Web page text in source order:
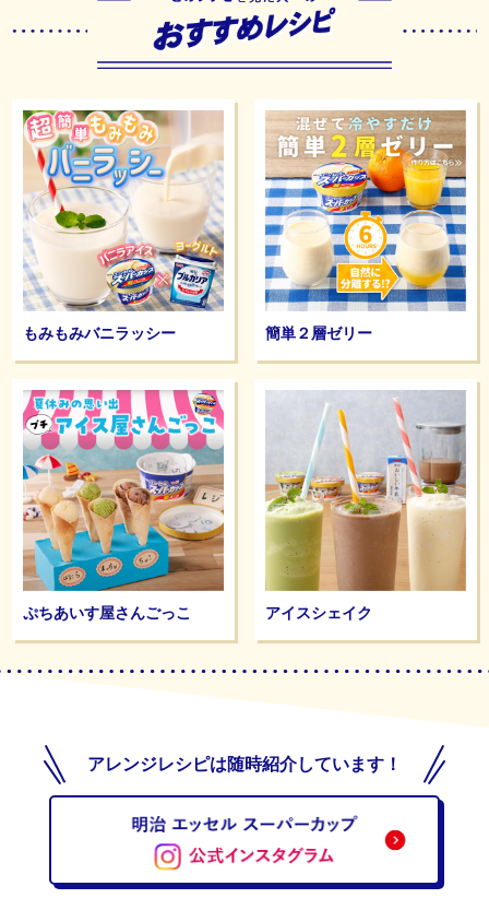
もみもみバニラッシー 簡単２層ゼリー
ぷちあいす屋さんごっこ アイスシェイク
アレンジレシピは随時紹介しています！